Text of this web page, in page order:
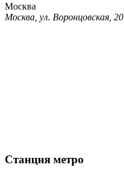
Москва
Москва, ул. Воронцовская, 20
Станция метро